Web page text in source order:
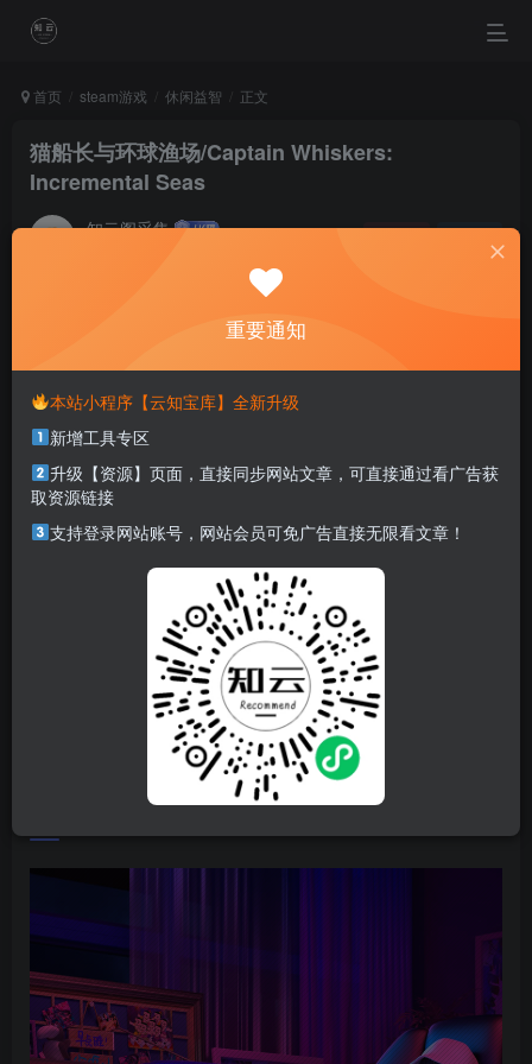
首页 steam游戏 休闲益智 正文
猫船长与环球渔场/Captain Whiskers:
Incremental Seas
知云阁采集
When you procrastinate, you become a slave to
拖延会让你成为昨天的奴隶
本站部分资源打包为压缩包以方便分享，涉及较多
解压密码，如果你下载的资源需要解压密码，请点
击解压密码
5分钟上手，随时开玩！这是一款捕鱼主题的增量游戏，休
闲、轻松、解压。你将与猫船长一起探索环球渔场，捕获海
鱼、收集资源、学习天赋、强化威能、升级技能、收集藏
品，并在庞大的天赋树中使用金币解锁永久升级！每次出海
都将满载而归，你将振臂高呼“再来一局”！
重要通知
本站小程序【云知宝库】全新升级
新增工具专区
升级【资源】页面，直接同步网站文章，可直接通过看广告获
取资源链接
支持登录网站账号，网站会员可免广告直接无限看文章！